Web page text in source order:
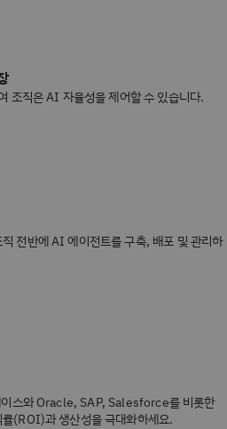
조직은 AI 자율성을 제어할 수 있습니다.
전반에 AI 에이전트를 구축, 배포 및 관리하
이스와 Oracle, SAP, Salesforce를 비롯한
(ROI)과 생산성을 극대화하세요.